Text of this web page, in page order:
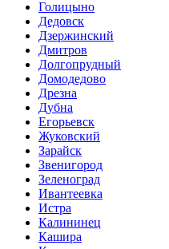
Голицыно
Дедовск
Дзержинский
Дмитров
Долгопрудный
Домодедово
Дрезна
Дубна
Егорьевск
Жуковский
Зарайск
Звенигород
Зеленоград
Ивантеевка
Истра
Калининец
Кашира